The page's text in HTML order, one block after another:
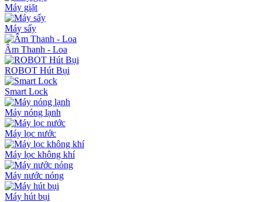
Máy giặt
Máy sấy
Âm Thanh - Loa
ROBOT Hút Bụi
Smart Lock
Máy nóng lạnh
Máy lọc nước
Máy lọc không khí
Máy nước nóng
Máy hút bụi